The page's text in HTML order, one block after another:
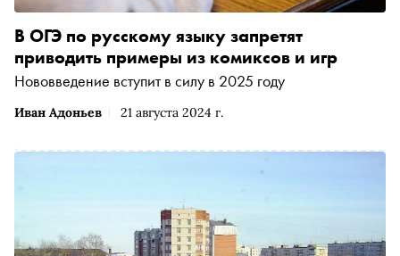
Иван Адоньев 21 августа 2024 г.
В ОГЭ по русскому языку запретят
приводить примеры из комиксов и игр
Нововведение вступит в силу в 2025 году